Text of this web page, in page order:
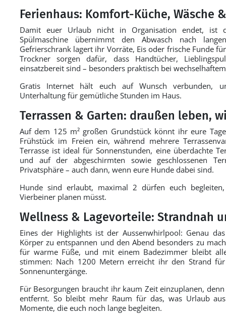
Ferienhaus: Komfort-Küche, Wäsche
Damit euer Urlaub nicht in Organisation endet, ist
Spülmaschine übernimmt den Abwasch nach
Gefrierschrank lagert ihr Vorräte, Eis oder frische Funde
Trockner sorgen dafür, dass Handtücher,
einsatzbereit sind – besonders praktisch bei
Gratis Internet hält euch auf Wunsch verbunden,
Unterhaltung für gemütliche Stunden im Haus.
Terrassen & Garten: draußen leben,
Auf dem 125 m² großen Grundstück könnt ihr eure
Frühstück im Freien ein, während mehrere
Terrasse ist ideal für Sonnenstunden, eine überdachte
und auf der abgeschirmten sowie geschlossenen
Privatsphäre – auch dann, wenn eure Hunde dabei sind.
Hunde sind erlaubt, maximal 2 dürfen euch
Vierbeiner planen müsst.
Wellness & Lagevorteile: Strandnah
Eines der Highlights ist der Aussenwhirlpool: Genau
Körper zu entspannen und den Abend besonders zu
für warme Füße, und mit einem Badezimmer bleibt
stimmen: Nach 1200 Metern erreicht ihr den Strand für
Sonnenuntergänge.
Für Besorgungen braucht ihr kaum Zeit einzuplanen,
entfernt. So bleibt mehr Raum für das, was Urlaub
Momente, die euch noch lange begleiten.